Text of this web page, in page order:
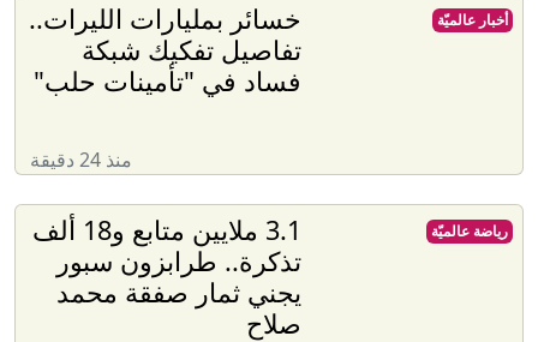
خسائر بمليارات الليرات..
تفاصيل تفكيك شبكة
فساد في "تأمينات حلب"
منذ 24 دقيقة
أخبار عالميّة
3.1 ملايين متابع و18 ألف
تذكرة.. طرابزون سبور
يجني ثمار صفقة محمد
صلاح
رياضة عالميّة